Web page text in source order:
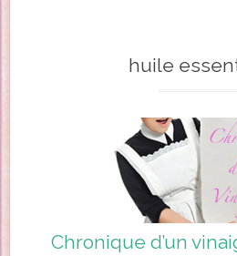
huile
Chronique d’un